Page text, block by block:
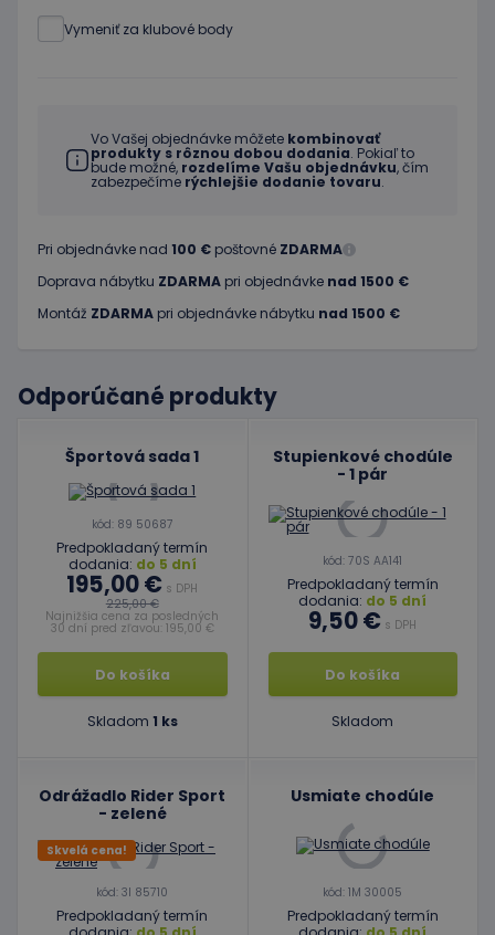
Vymeniť za klubové body
Vo Vašej objednávke môžete kombinovať
produkty s rôznou dobou dodania. Pokiaľ to
bude možné, rozdelíme Vašu objednávku, čím
zabezpečíme rýchlejšie dodanie tovaru.
Pri objednávke nad 100 € poštovné ZDARMA
Doprava nábytku ZDARMA pri objednávke nad 1500 €
Montáž ZDARMA pri objednávke nábytku nad 1500 €
Odporúčané produkty
Športová sada 1
kód: 89 50687
Predpokladaný termín
dodania: do 5 dní
195,00 € s DPH
225,00 €
Najnižšia cena za posledných
30 dní pred zľavou: 195,00 €
Do košíka
Skladom 1 ks
Stupienkové chodúle
- 1 pár
kód: 70S AA141
Predpokladaný termín
dodania: do 5 dní
9,50 € s DPH
Do košíka
Skladom
Odrážadlo Rider Sport
- zelené
Skvelá cena!
kód: 3I 85710
Predpokladaný termín
Usmiate chodúle
kód: 1M 30005
Predpokladaný termín